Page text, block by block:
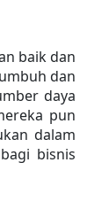
baik dan
dan
daya
pun
dalam
bisnis